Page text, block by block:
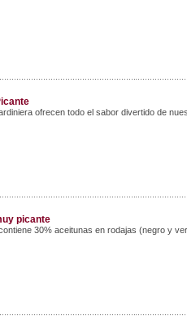
ofrecen todo el sabor divertido de
picante
30% aceitunas en rodajas (negro y